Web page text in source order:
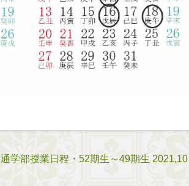
通学部授業日程・52期生～49期生